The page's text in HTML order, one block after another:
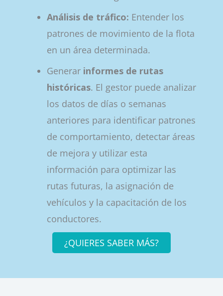
Análisis de tráfico: Entender los
patrones de movimiento de la flota
en un área determinada.
Generar informes de rutas
históricas. El gestor puede analizar
los datos de días o semanas
anteriores para identificar patrones
de comportamiento, detectar áreas
de mejora y utilizar esta
información para optimizar las
rutas futuras, la asignación de
vehículos y la capacitación de los
conductores.
¿QUIERES SABER MÁS?